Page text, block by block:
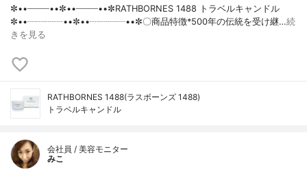
✼••┈┈┈┈••✼••┈┈┈┈••✼RATHBORNES 1488 トラベルキャンドル
✼••┈┈┈┈••✼••┈┈┈┈••✼〇商品特徴*500年の伝統を受け継…続
きを見る
RATHBORNES 1488(ラスボーンズ 1488)
トラベルキャンドル
会社員 / 美容モニター
みこ